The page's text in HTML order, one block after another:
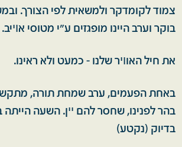
צמוד לקומדקר ולמשאית לפי הצורך.
בוקר וערב היינו מופגזים ע"י מטוסי אױיב.
את חיל האוױר שלנו - כמעט ולא ראינו.
באחת הפעמים, ערב שמחת תורה,
בהר לפנינו, שחסר להם ײן. השעה הייתה
בדיוק (נקטע)